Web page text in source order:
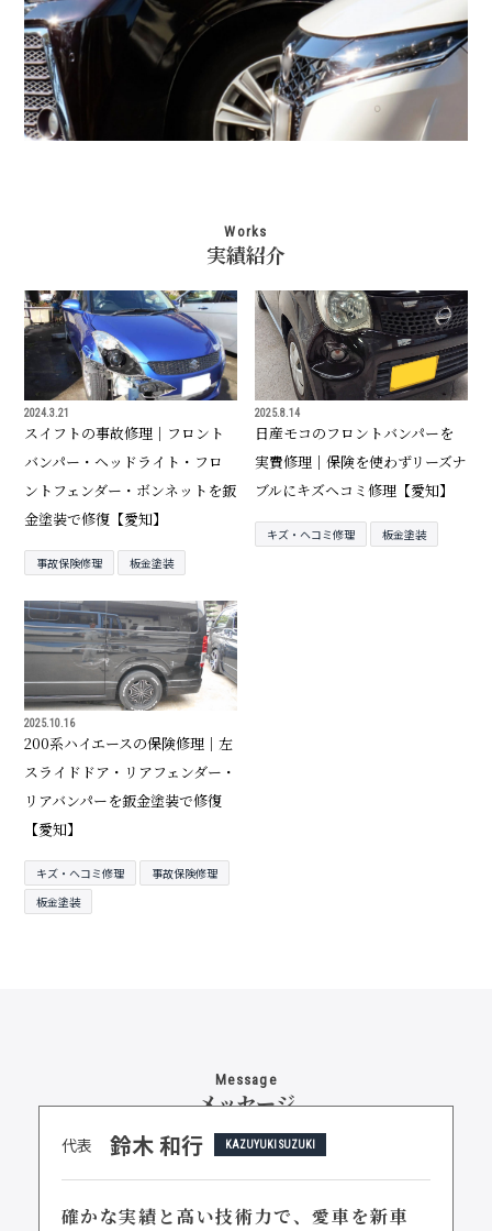
Works
実績紹介
2024.3.21
スイフトの事故修理｜フロント
バンパー・ヘッドライト・フロ
ントフェンダー・ボンネットを鈑
金塗装で修復【愛知】
事故保険修理 板金塗装
2025.8.14
日産モコのフロントバンパーを
実費修理｜保険を使わずリーズナ
ブルにキズヘコミ修理【愛知】
キズ・ヘコミ修理 板金塗装
2025.10.16
200系ハイエースの保険修理｜左
スライドドア・リアフェンダー・
リアバンパーを鈑金塗装で修復
【愛知】
キズ・ヘコミ修理
事故保険修理
板金塗装
Message
メッセージ
代表 鈴木 和行 KAZUYUKI SUZUKI
確かな実績と高い技術力で、愛車を新車